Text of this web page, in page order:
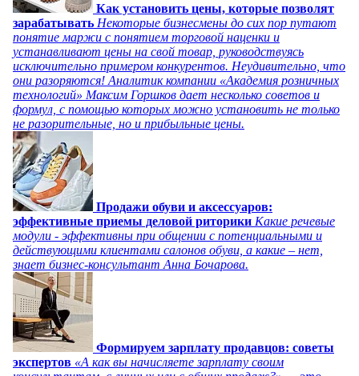
Как установить цены, которые позволят
зарабатывать Некоторые бизнесмены до сих пор путают
понятие маржи с понятием торговой наценки и
устанавливают цены на свой товар, руководствуясь
исключительно примером конкурентов. Неудивительно, что
они разоряются! Аналитик компании «Академия розничных
технологий» Максим Горшков дает несколько советов и
формул, с помощью которых можно установить не только
не разорительные, но и прибыльные цены.
Продажи обуви и аксессуаров:
эффективные приемы деловой риторики Какие речевые
модули - эффективны при общении с потенциальными и
действующими клиентами салонов обуви, а какие – нет,
знает бизнес-консультант Анна Бочарова.
Формируем зарплату продавцов: советы
экспертов «А как вы начисляете зарплату своим